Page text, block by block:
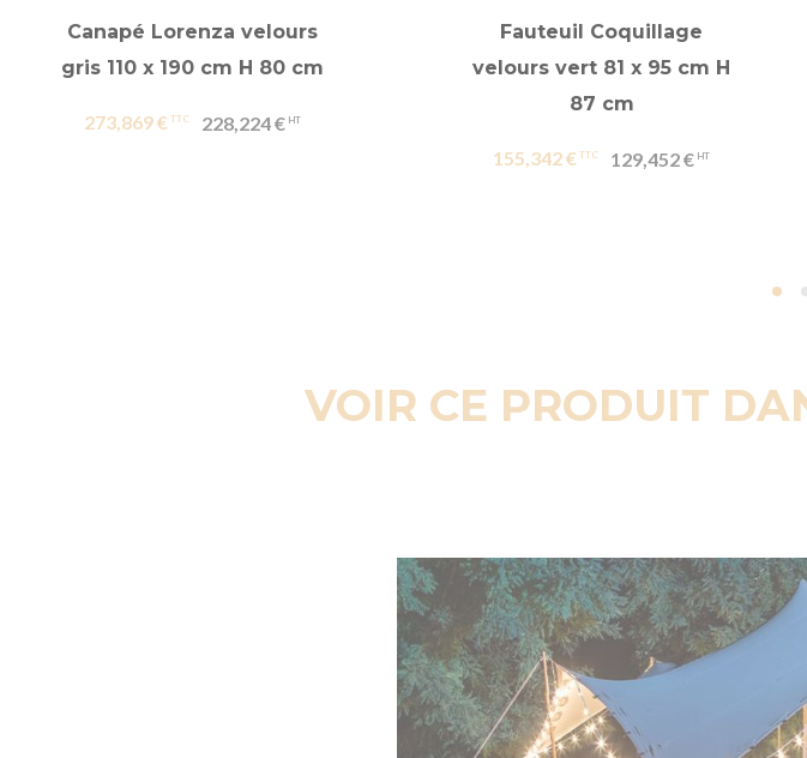
Canapé Lorenza velours
gris 110 x 190 cm H 80 cm
273,869 € 228,224 €
Fauteuil Coquillage
velours vert 81 x 95 cm H
87 cm
155,342 € 129,452 €
VOIR CE PRODUIT